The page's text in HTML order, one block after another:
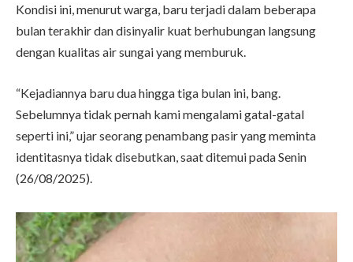
Kondisi ini, menurut warga, baru terjadi dalam beberapa
bulan terakhir dan disinyalir kuat berhubungan langsung
dengan kualitas air sungai yang memburuk.
“Kejadiannya baru dua hingga tiga bulan ini, bang.
Sebelumnya tidak pernah kami mengalami gatal-gatal
seperti ini,” ujar seorang penambang pasir yang meminta
identitasnya tidak disebutkan, saat ditemui pada Senin
(26/08/2025).